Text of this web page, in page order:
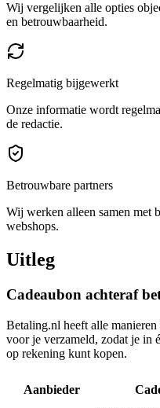
Wij vergelijken alle opties
en betrouwbaarheid.
Regelmatig bijgewerkt
Onze informatie wordt
de redactie.
Betrouwbare partners
Wij werken alleen samen met
webshops.
Uitleg
Cadeaubon achteraf
Betaling.nl heeft alle manieren
voor je verzameld, zodat je in
op rekening kunt kopen.
Aanbieder